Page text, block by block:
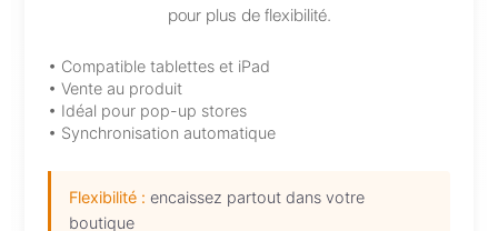
pour plus de flexibilité.
• Compatible tablettes et iPad
• Vente au produit
• Idéal pour pop-up stores
• Synchronisation automatique
Flexibilité : encaissez partout dans votre
boutique